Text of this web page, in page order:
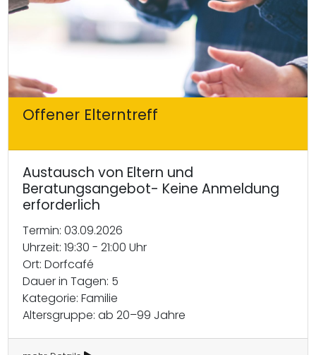
Offener Elterntreff
Austausch von Eltern und
Beratungsangebot- Keine Anmeldung
erforderlich
Termin: 03.09.2026
Uhrzeit: 19:30 - 21:00 Uhr
Ort: Dorfcafé
Dauer in Tagen: 5
Kategorie: Familie
Altersgruppe: ab 20–99 Jahre